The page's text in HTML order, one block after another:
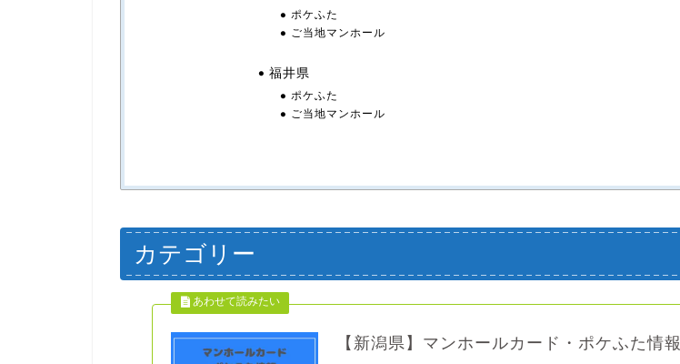
ポケふた
ご当地マンホール
福井県
ポケふた
ご当地マンホール
カテゴリー
【新潟県】マンホールカード・ポケふた情報